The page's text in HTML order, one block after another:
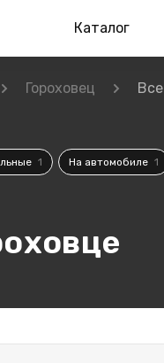
Каталог
Гороховец Все
1 На автомобиле 1